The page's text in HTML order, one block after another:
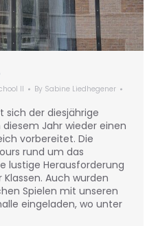
II By Sabine Liedhegener
sich der diesjährige
Jahr wieder einen
vorbereitet. Die
rund um das
lustige Herausforderung
Auch wurden
Spielen mit unseren
eingeladen, wo unter